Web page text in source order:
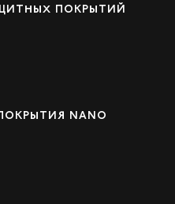
ПОКРЫТИЙ
NANO